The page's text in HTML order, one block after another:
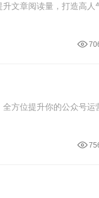
文章阅读量，打造高人
方位提升你的公众号运